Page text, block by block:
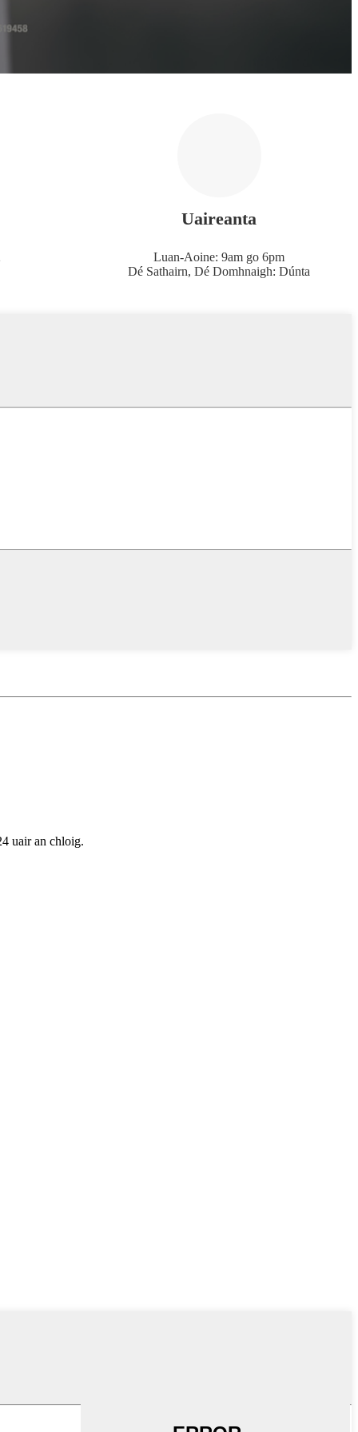
Uaireanta
Luan-Aoine: 9am go 6pm
Dé Sathairn, Dé Domhnaigh: Dúnta
uair an chloig.